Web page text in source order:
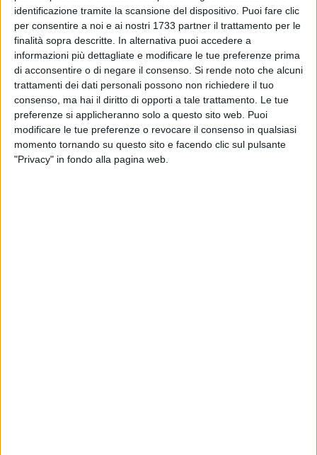
identificazione tramite la scansione del dispositivo. Puoi fare clic
per consentire a noi e ai nostri 1733 partner il trattamento per le
finalità sopra descritte. In alternativa puoi accedere a
informazioni più dettagliate e modificare le tue preferenze prima
di acconsentire o di negare il consenso. Si rende noto che alcuni
trattamenti dei dati personali possono non richiedere il tuo
consenso, ma hai il diritto di opporti a tale trattamento. Le tue
preferenze si applicheranno solo a questo sito web. Puoi
modificare le tue preferenze o revocare il consenso in qualsiasi
momento tornando su questo sito e facendo clic sul pulsante
"Privacy" in fondo alla pagina web.